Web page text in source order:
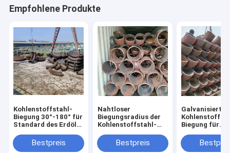
Empfohlene Produkte
Kohlenstoffstahl-
Biegung 30°-180° für
Standard des Erdöl-
Bestpreis
Nahtloser
Biegungsradius der
Kohlenstoffstahl-
Holzetui-2D-10D
Bestpreis
Galvanisierte
Biegung für
Anwendungs-
Wandstärke